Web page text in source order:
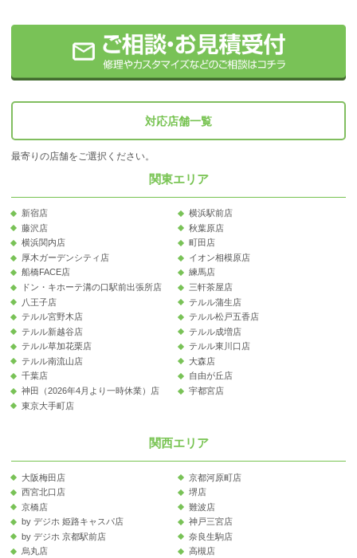
対応店舗一覧
最寄りの店舗をご選択ください。
関東エリア
新宿店
横浜駅前店
藤沢店
秋葉原店
横浜関内店
町田店
厚木ガーデンシティ店
イオン相模原店
船橋FACE店
練馬店
ドン・キホーテ溝の口駅前出張所店
三軒茶屋店
八王子店
テルル蒲生店
テルル宮野木店
テルル松戸五香店
テルル新越谷店
テルル成増店
テルル草加花栗店
テルル東川口店
テルル南流山店
大森店
千葉店
自由が丘店
神田（2026年4月より一時休業）店
宇都宮店
東京大手町店
関西エリア
大阪梅田店
京都河原町店
西宮北口店
堺店
京橋店
難波店
by デジホ 姫路キャスパ店
神戸三宮店
by デジホ 京都駅前店
奈良生駒店
烏丸店
高槻店